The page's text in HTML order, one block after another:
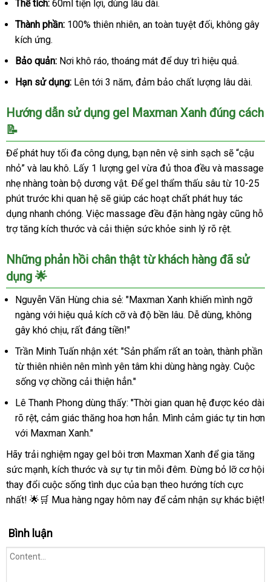
Thể tích: 60ml tiện lợi, dùng lâu dài.
Thành phần: 100% thiên nhiên, an toàn tuyệt đối, không gây
kích ứng.
Bảo quản: Nơi khô ráo, thoáng mát để duy trì hiệu quả.
Hạn sử dụng: Lên tới 3 năm, đảm bảo chất lượng lâu dài.
Hướng dẫn sử dụng gel Maxman Xanh đúng cách
📝
Để phát huy tối đa công dụng, bạn nên vệ sinh sạch sẽ “cậu
nhỏ” và lau khô. Lấy 1 lượng gel vừa đủ thoa đều và massage
nhẹ nhàng toàn bộ dương vật. Để gel thẩm thấu sâu từ 10-25
phút trước khi quan hệ sẽ giúp các hoạt chất phát huy tác
dụng nhanh chóng. Việc massage đều đặn hàng ngày cũng hỗ
trợ tăng kích thước và cải thiện sức khỏe sinh lý rõ rệt.
Những phản hồi chân thật từ khách hàng đã sử
dụng 🌟
Nguyễn Văn Hùng chia sẻ: "Maxman Xanh khiến mình ngỡ
ngàng với hiệu quả kích cỡ và độ bền lâu. Dễ dùng, không
gây khó chịu, rất đáng tiền!"
Trần Minh Tuấn nhận xét: "Sản phẩm rất an toàn, thành phần
từ thiên nhiên nên mình yên tâm khi dùng hàng ngày. Cuộc
sống vợ chồng cải thiện hẳn."
Lê Thanh Phong dùng thấy: "Thời gian quan hệ được kéo dài
rõ rệt, cảm giác thăng hoa hơn hẳn. Mình cảm giác tự tin hơn
với Maxman Xanh."
Hãy trải nghiệm ngay gel bôi trơn Maxman Xanh để gia tăng
sức mạnh, kích thước và sự tự tin mỗi đêm. Đừng bỏ lỡ cơ hội
thay đổi cuộc sống tình dục của bạn theo hướng tích cực
nhất! 🌟🛒 Mua hàng ngay hôm nay để cảm nhận sự khác biệt!
Bình luận